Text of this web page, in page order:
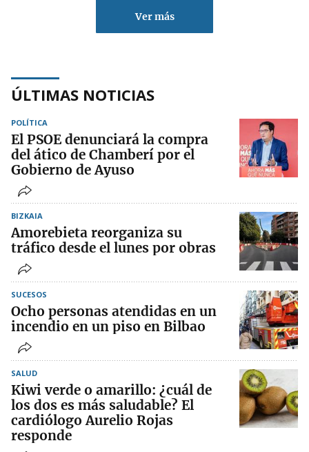
Ver más
ÚLTIMAS NOTICIAS
POLÍTICA
El PSOE denunciará la compra
del ático de Chamberí por el
Gobierno de Ayuso
BIZKAIA
Amorebieta reorganiza su
tráfico desde el lunes por obras
SUCESOS
Ocho personas atendidas en un
incendio en un piso en Bilbao
SALUD
Kiwi verde o amarillo: ¿cuál de
los dos es más saludable? El
cardiólogo Aurelio Rojas
responde